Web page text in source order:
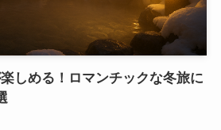
しめる！ロマンチックな冬旅に